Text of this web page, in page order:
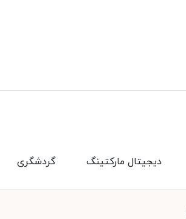
گردشگری دیجیتال مارکتینگ